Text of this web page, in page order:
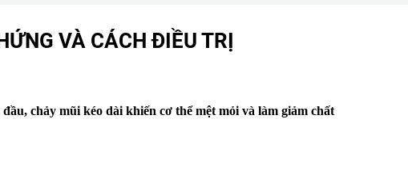
VÀ CÁCH ĐIỀU TRỊ
chảy mũi kéo dài khiến cơ thể mệt mỏi và làm giảm chất